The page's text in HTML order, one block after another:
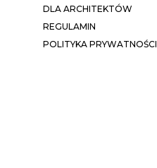
DLA ARCHITEKTÓW
REGULAMIN
POLITYKA PRYWATNOŚCI